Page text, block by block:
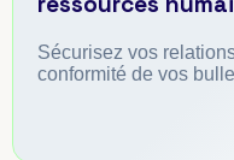
Sécurisez vos
conformité de vos